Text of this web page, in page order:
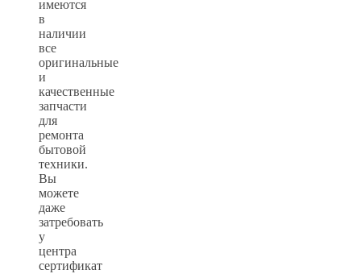
имеются
в
наличии
все
оригинальные
и
качественные
запчасти
для
ремонта
бытовой
техники.
Вы
можете
даже
затребовать
у
центра
сертификат